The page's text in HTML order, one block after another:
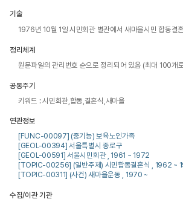
기술
1976년 10월 1일 시민회관 별관에서 새마을시민 합동결
정리체계
원문파일의 관리번호 순으로 정리되어 있음 (최대 100개
공통주기
키워드 : 시민회관,합동,결혼식,새마을
연관정보
[FUNC-00097] (중기능) 보육노인가족
[GEOL-00394] 서울특별시 종로구
[GEOL-00591] 서울시민회관 , 1961 ~ 1972
[TOPIC-00256] (일반주제) 시민합동결혼식 , 1962 ~
[TOPIC-00311] (사건) 새마을운동 , 1970 ~
수집/이관 기관